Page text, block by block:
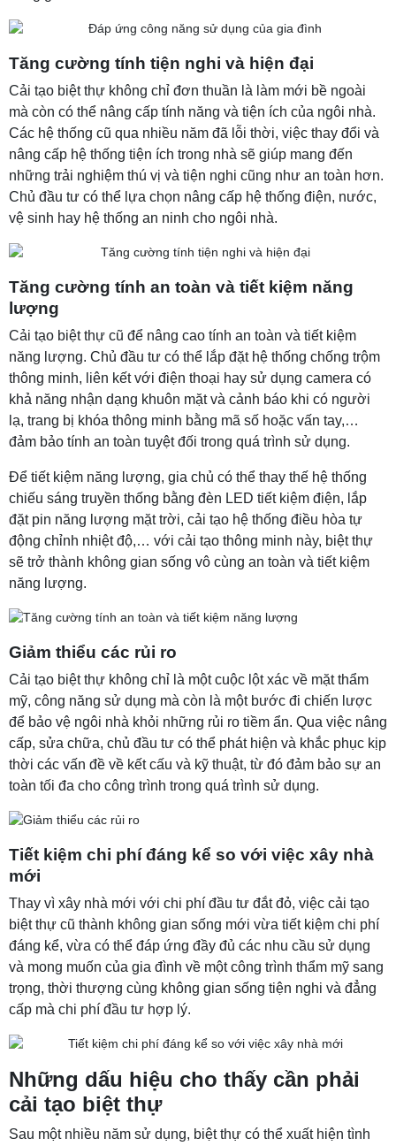
Tăng cường tính tiện nghi và hiện đại
Cải tạo biệt thự không chỉ đơn thuần là làm mới bề ngoài
mà còn có thể nâng cấp tính năng và tiện ích của ngôi nhà.
Các hệ thống cũ qua nhiều năm đã lỗi thời, việc thay đổi và
nâng cấp hệ thống tiện ích trong nhà sẽ giúp mang đến
những trải nghiệm thú vị và tiện nghi cũng như an toàn hơn.
Chủ đầu tư có thể lựa chọn nâng cấp hệ thống điện, nước,
vệ sinh hay hệ thống an ninh cho ngôi nhà.
Tăng cường tính an toàn và tiết kiệm năng
lượng
Cải tạo biệt thự cũ để nâng cao tính an toàn và tiết kiệm
năng lượng. Chủ đầu tư có thể lắp đặt hệ thống chống trộm
thông minh, liên kết với điện thoại hay sử dụng camera có
khả năng nhận dạng khuôn mặt và cảnh báo khi có người
lạ, trang bị khóa thông minh bằng mã số hoặc vấn tay,…
đảm bảo tính an toàn tuyệt đối trong quá trình sử dụng.
Để tiết kiệm năng lượng, gia chủ có thể thay thế hệ thống
chiếu sáng truyền thống bằng đèn LED tiết kiệm điện, lắp
đặt pin năng lượng mặt trời, cải tạo hệ thống điều hòa tự
động chỉnh nhiệt độ,… với cải tạo thông minh này, biệt thự
sẽ trở thành không gian sống vô cùng an toàn và tiết kiệm
năng lượng.
Giảm thiểu các rủi ro
Cải tạo biệt thự không chỉ là một cuộc lột xác về mặt thẩm
mỹ, công năng sử dụng mà còn là một bước đi chiến lược
để bảo vệ ngôi nhà khỏi những rủi ro tiềm ẩn. Qua việc nâng
cấp, sửa chữa, chủ đầu tư có thể phát hiện và khắc phục kịp
thời các vấn đề về kết cấu và kỹ thuật, từ đó đảm bảo sự an
toàn tối đa cho công trình trong quá trình sử dụng.
Tiết kiệm chi phí đáng kể so với việc xây nhà
mới
Thay vì xây nhà mới với chi phí đầu tư đắt đỏ, việc cải tạo
biệt thự cũ thành không gian sống mới vừa tiết kiệm chi phí
đáng kể, vừa có thể đáp ứng đầy đủ các nhu cầu sử dụng
và mong muốn của gia đình về một công trình thẩm mỹ sang
trọng, thời thượng cùng không gian sống tiện nghi và đẳng
cấp mà chi phí đầu tư hợp lý.
Những dấu hiệu cho thấy cần phải
cải tạo biệt thự
Sau một nhiều năm sử dụng, biệt thự có thể xuất hiện tình